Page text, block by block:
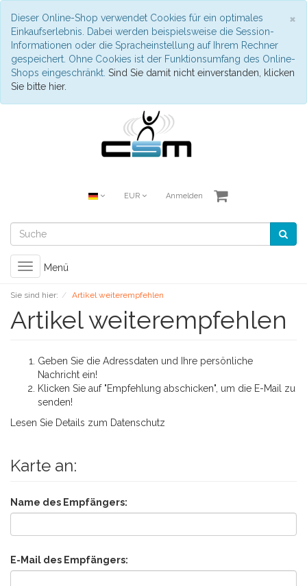
×
Dieser Online-Shop verwendet Cookies für ein optimales
Einkaufserlebnis. Dabei werden beispielsweise die Session-
Informationen oder die Spracheinstellung auf Ihrem Rechner
gespeichert. Ohne Cookies ist der Funktionsumfang des Online-
Shops eingeschränkt. Sind Sie damit nicht einverstanden, klicken
Sie bitte hier.
EUR Anmelden
Toggle
navigation
Menü
Sie sind hier: Artikel weiterempfehlen
Artikel weiterempfehlen
Geben Sie die Adressdaten und Ihre persönliche
Nachricht ein!
Klicken Sie auf "Empfehlung abschicken", um die E-Mail zu
senden!
Lesen Sie Details zum Datenschutz
Karte an:
Name des Empfängers:
E-Mail des Empfängers: